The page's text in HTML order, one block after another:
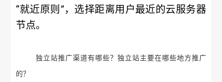
“就近原则”，选择距离用户最近的云服务器
节点。
独立站推广渠道有哪些？独立站主要在哪些地方推广
的？